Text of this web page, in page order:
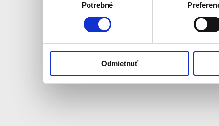
ktoré ste im poskytli
používali ich služby.
Potrebné
Odmietnuť